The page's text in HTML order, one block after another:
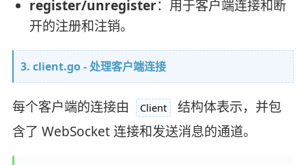
register/unregister：用于客户端连接和断
开的注册和注销。
3. client.go - 处理客户端连接
每个客户端的连接由 Client
结构体表示，并包
含了 WebSocket 连接和发送消息的通道。